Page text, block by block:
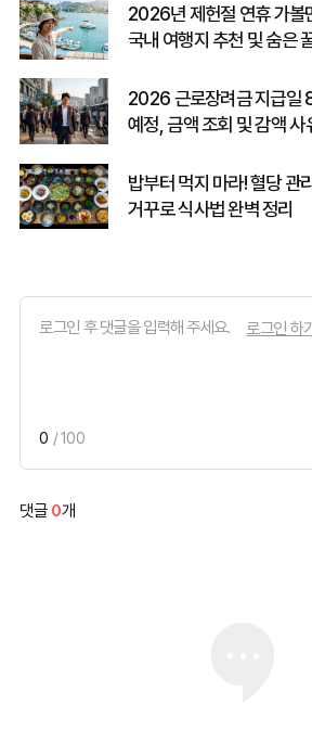
2026년 제헌절 연휴 가볼
국내 여행지 추천 및 숨은
2026 근로장려금 지급일
예정, 금액 조회 및 감액 사
밥부터 먹지 마라! 혈당 관
거꾸로 식사법 완벽 정리
로그인 하
0 / 100
댓글 0개